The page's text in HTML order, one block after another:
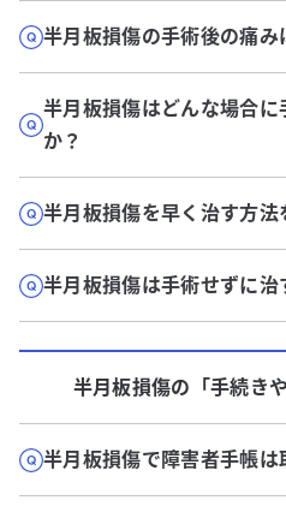
半月板損傷の手術後の痛み
半月板損傷はどんな場合
か？
半月板損傷を早く治す方法
半月板損傷は手術せずに治
半月板損傷の「手続き
半月板損傷で障害者手帳は